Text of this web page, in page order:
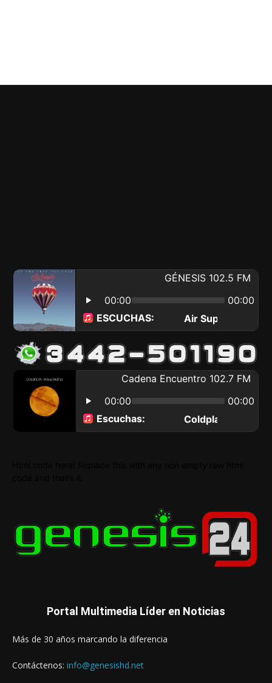
Portal Multimedia Líder en Noticias
Más de 30 años marcando la diferencia
Contáctenos: info@genesishd.net